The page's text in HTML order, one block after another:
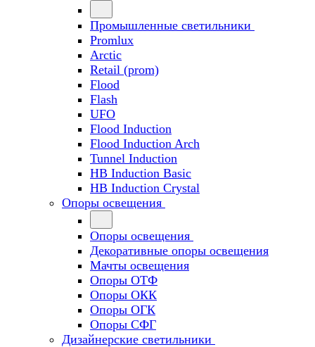
Промышленные светильники
Promlux
Arctic
Retail (prom)
Flood
Flash
UFO
Flood Induction
Flood Induction Arch
Tunnel Induction
HB Induction Basic
HB Induction Crystal
Опоры освещения
Опоры освещения
Декоративные опоры освещения
Мачты освещения
Опоры ОТФ
Опоры ОКК
Опоры ОГК
Опоры СФГ
Дизайнерские светильники